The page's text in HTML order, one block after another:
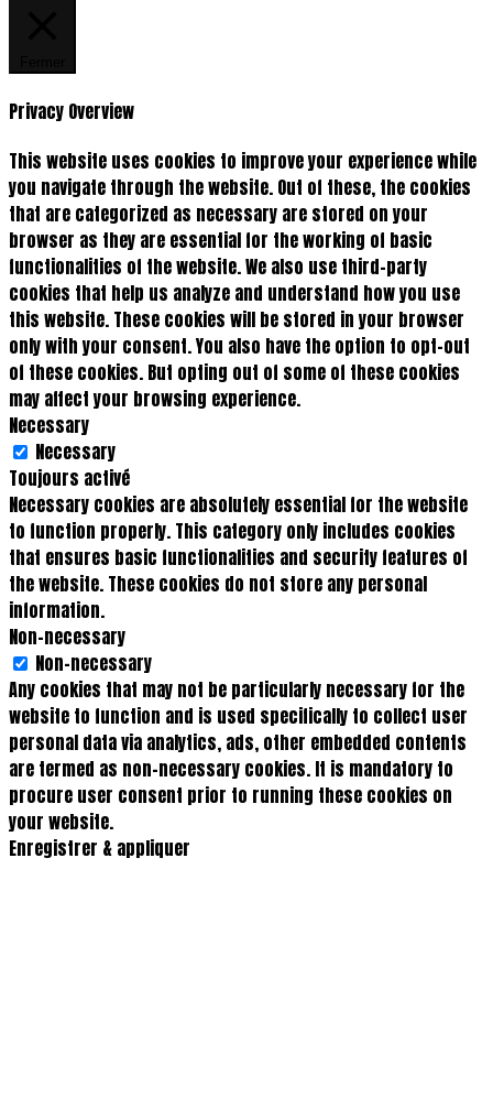
Privacy Overview
This website uses cookies to improve your experience while
you navigate through the website. Out of these, the cookies
that are categorized as necessary are stored on your
browser as they are essential for the working of basic
functionalities of the website. We also use third-party
cookies that help us analyze and understand how you use
this website. These cookies will be stored in your browser
only with your consent. You also have the option to opt-out
of these cookies. But opting out of some of these cookies
may affect your browsing experience.
Necessary
Necessary
Toujours activé
Necessary cookies are absolutely essential for the website
to function properly. This category only includes cookies
that ensures basic functionalities and security features of
the website. These cookies do not store any personal
information.
Non-necessary
Non-necessary
Any cookies that may not be particularly necessary for the
website to function and is used specifically to collect user
personal data via analytics, ads, other embedded contents
are termed as non-necessary cookies. It is mandatory to
procure user consent prior to running these cookies on
your website.
Enregistrer & appliquer